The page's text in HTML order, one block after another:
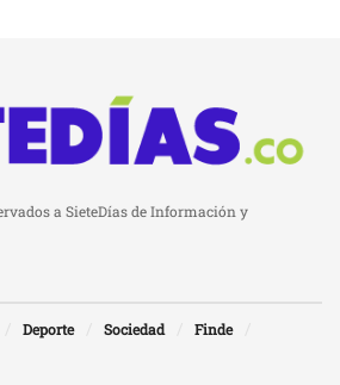
a SieteDías de Información y
Deporte Sociedad
Finde